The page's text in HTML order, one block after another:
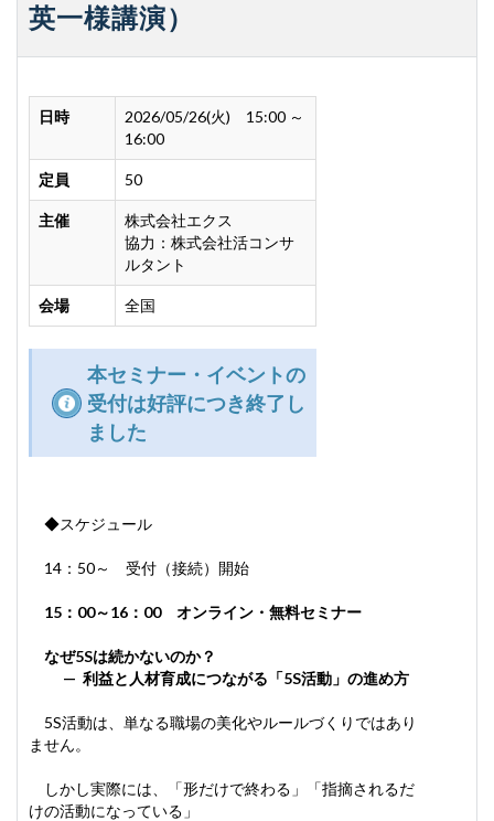
英一様講演）
日時
2026/05/26(火) 15:00 ～
16:00
定員 50
主催
株式会社エクス
協力：株式会社活コンサ
ルタント
会場 全国
本セミナー・イベントの
受付は好評につき終了し
ました
◆スケジュール
14：50～ 受付（接続）開始
15：00～16：00 オンライン・無料セミナー
なぜ5Sは続かないのか？
— 利益と人材育成につながる「5S活動」の進め方
5S活動は、単なる職場の美化やルールづくりではあり
ません。
しかし実際には、「形だけで終わる」「指摘されるだ
けの活動になっている」